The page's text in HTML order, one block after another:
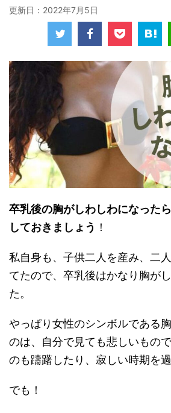
更新日： 2022年7月5日
卒乳後の胸がしわしわになった
しておきましょう ！
私自身も、子供二人を産み、二
てたので、卒乳後はかなり胸が
た。
やっぱり女性のシンボルである
のは、自分で見ても悲しいもの
のも躊躇したり、寂しい時期を過
でも！